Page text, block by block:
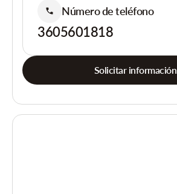
Número de teléfono
3605601818
Solicitar información